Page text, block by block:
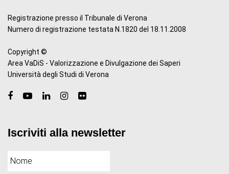
Registrazione presso il Tribunale di Verona
Numero di registrazione testata N.1820 del 18.11.2008
Copyright ©
Area VaDiS - Valorizzazione e Divulgazione dei Saperi
Università degli Studi di Verona
Iscriviti alla newsletter